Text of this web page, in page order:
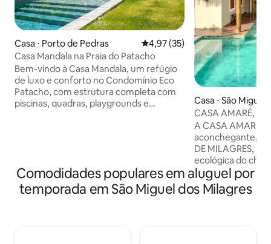
Casa ⋅ Porto de Pedras 4,97 de uma avaliação média
4,97 (35)
Casa Mandala na Praia do Patacho
Bem-vindo à Casa Mandala, um refúgio
de luxo e conforto no Condomínio Eco
Patacho, com estrutura completa com
piscinas, quadras, playgrounds e
Praia do Patacho. Perfeita para
momentos inesquecíveis cercados pela
natureza! Estamos perto de mercados,
Casa ⋅ São Miguel
es
CASA AMARÉ, o
Milagres.
A CASA AMARÉ
aconchegante,
DE MILAGRES, Praia do Riacho, na rota
ecológica do
apenas 10
Milagres, onde
exuberantes
Comodidades populares em aluguel por
temporada em São Miguel dos Milagres